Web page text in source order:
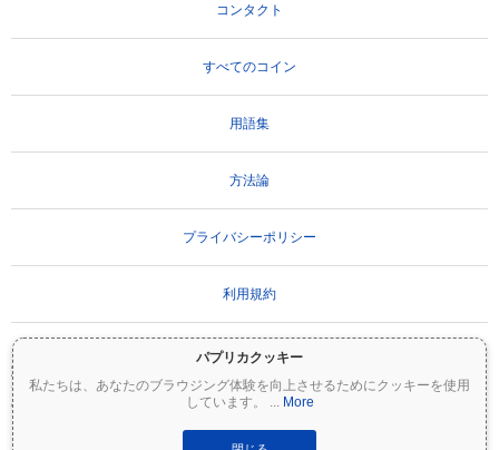
パプリカクッキー
私たちは、あなたのブラウジング体験を向上させるためにクッキーを使用
しています。
... More
コンタクト
すべてのコイン
用語集
方法論
プライバシーポリシー
利用規約
重要な免責事項：
す。投資額の一部または全額を失う可能性があります。Coinpaprikaのすべての情報は
情報提供のみを目的としており、財務または投資のアドバイスを構成するものではあ
りません。投資判断を行う前に、必ずご自身で調査（DYOR）を行い、資格のあるファ
イナンシャルアドバイザーに相談してください。Coinpaprikaは、この情報の使用に起